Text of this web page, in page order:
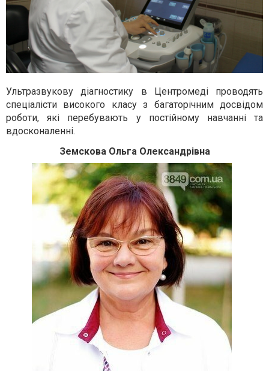
Ультразвукову діагностику в Центромеді проводять
спеціалісти високого класу з багаторічним досвідом
роботи, які перебувають у постійному навчанні та
вдосконаленні.
Земскова Ольга Олександрівна